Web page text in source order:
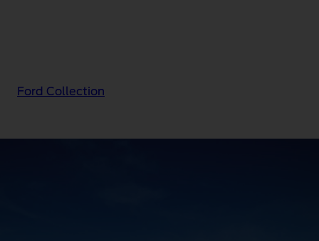
Ford Collection